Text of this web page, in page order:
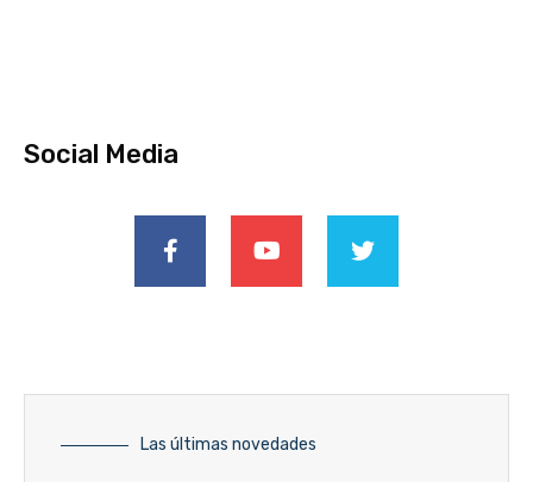
Social Media
Las últimas novedades